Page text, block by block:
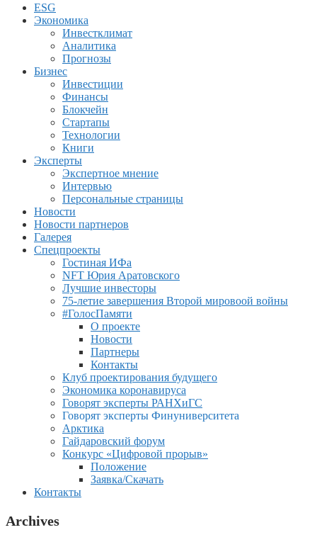
ESG
Экономика
Инвестклимат
Аналитика
Прогнозы
Бизнес
Инвестиции
Финансы
Блокчейн
Стартапы
Технологии
Книги
Эксперты
Экспертное мнение
Интервью
Персональные страницы
Новости
Новости партнеров
Галерея
Спецпроекты
Гостиная ИФа
NFT Юрия Аратовского
Лучшие инвесторы
75-летие завершения Второй мировоой войны
#ГолосПамяти
О проекте
Новости
Партнеры
Контакты
Клуб проектирования будущего
Экономика коронавируса
Говорят эксперты РАНХиГС
Говорят эксперты Финуниверситета
Арктика
Гайдаровский форум
Конкурс «Цифровой прорыв»
Положение
Заявка/Скачать
Контакты
Archives